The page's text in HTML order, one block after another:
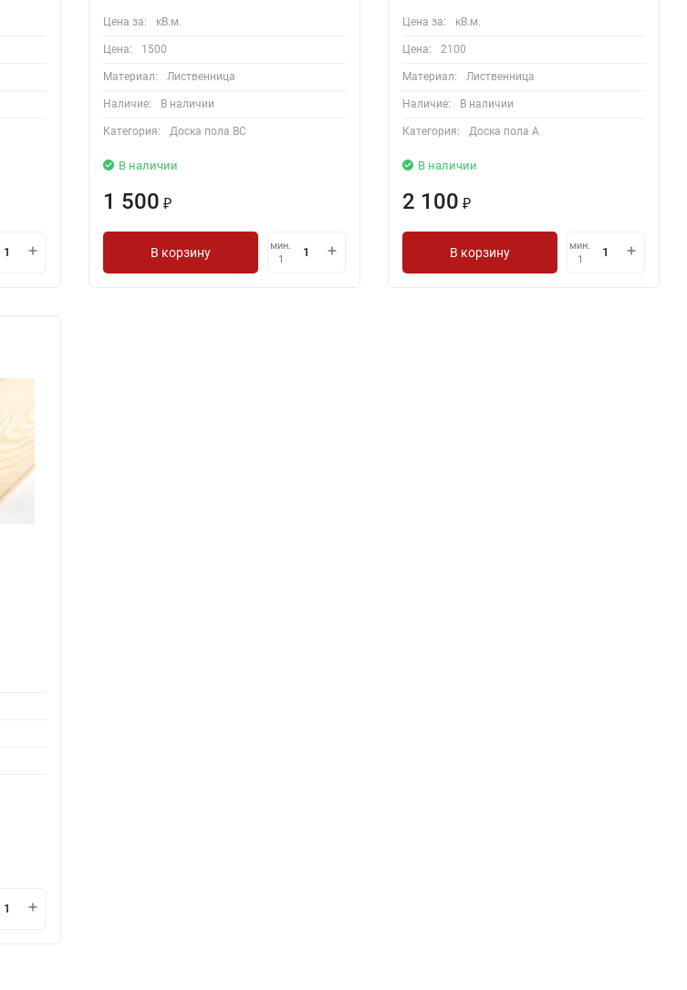
Цена за: кВ.м.
Цена: 1500
Материал: Лиственница
Наличие: В наличии
Категория: Доска пола BС
В наличии
1 500 ₽
В корзину
мин.
1
Цена за: кВ.м.
Цена: 2100
Материал: Лиственница
Наличие: В наличии
Категория: Доска пола А
В наличии
2 100 ₽
В корзину
мин.
1